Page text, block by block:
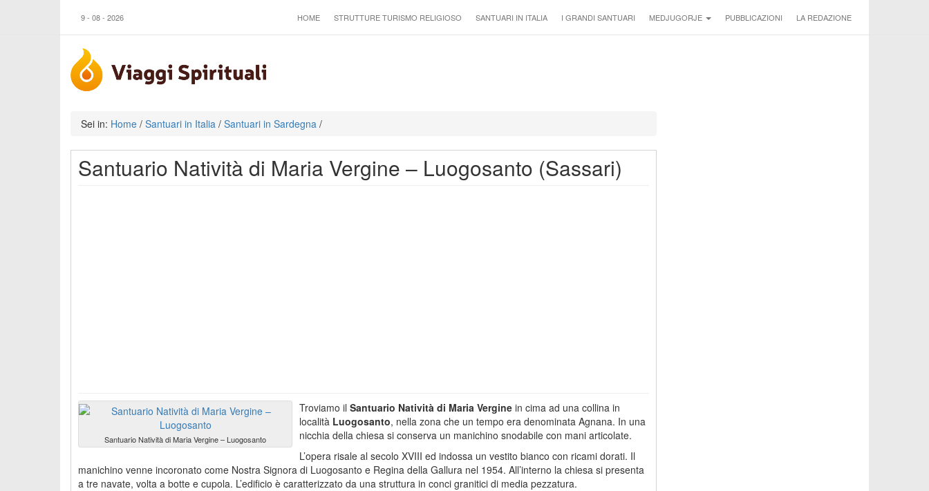
9 - 08 - 2026 HOME STRUTTURE TURISMO RELIGIOSO SANTUARI IN ITALIA I GRANDI SANTUARI MEDJUGORJE PUBBLICAZIONI LA REDAZIONE
Sei in: Home / Santuari in Italia / Santuari in Sardegna /
Santuario Natività di Maria Vergine – Luogosanto (Sassari)
Santuario Natività di Maria Vergine – Luogosanto
Troviamo il Santuario Natività di Maria Vergine in cima ad una collina in
località Luogosanto, nella zona che un tempo era denominata Agnana. In una
nicchia della chiesa si conserva un manichino snodabile con mani articolate.
L’opera risale al secolo XVIII ed indossa un vestito bianco con ricami dorati. Il
manichino venne incoronato come Nostra Signora di Luogosanto e Regina della Gallura nel 1954. All’interno la chiesa si presenta
a tre navate, volta a botte e cupola. L’edificio è caratterizzato da una struttura in conci granitici di media pezzatura.